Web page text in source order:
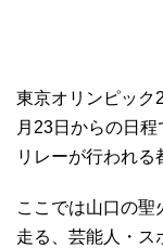
東京オリンピック
月23日からの日
リレーが行われる
ここでは山口の聖
走る、芸能人・ス